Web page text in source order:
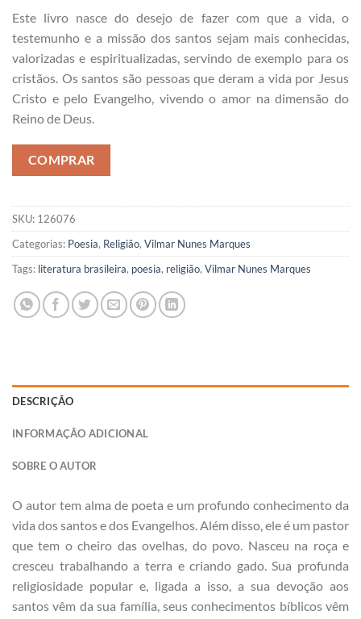
Este livro nasce do desejo de fazer com que a vida, o
testemunho e a missão dos santos sejam mais conhecidas,
valorizadas e espiritualizadas, servindo de exemplo para os
cristãos. Os santos são pessoas que deram a vida por Jesus
Cristo e pelo Evangelho, vivendo o amor na dimensão do
Reino de Deus.
COMPRAR
SKU: 126076
Categorias: Poesia, Religião, Vilmar Nunes Marques
Tags: literatura brasileira, poesia, religião, Vilmar Nunes Marques
DESCRIÇÃO
INFORMAÇÃO ADICIONAL
SOBRE O AUTOR
O autor tem alma de poeta e um profundo conhecimento da
vida dos santos e dos Evangelhos. Além disso, ele é um pastor
que tem o cheiro das ovelhas, do povo. Nasceu na roça e
cresceu trabalhando a terra e criando gado. Sua profunda
religiosidade popular e, ligada a isso, a sua devoção aos
santos vêm da sua família, seus conhecimentos bíblicos vêm